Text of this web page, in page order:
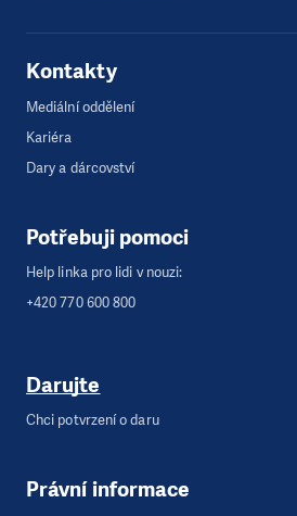
Kontakty
Mediální oddělení
Kariéra
Dary a dárcovství
Potřebuji pomoci
Help linka pro lidi v nouzi:
+420 770 600 800
Darujte
Chci potvrzení o daru
Právní informace